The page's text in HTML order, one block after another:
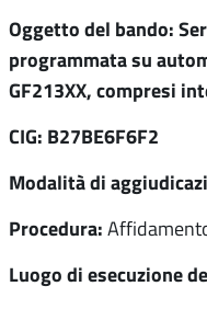
Oggetto del bando:
programmata su
GF213XX, compresi
CIG: B27BE6F6F2
Modalità di
Procedura:
Luogo di esecuzione